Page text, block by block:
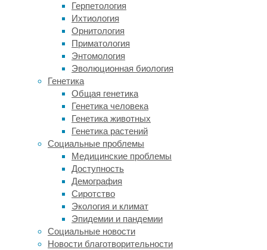
Герпетология
Ихтиология
Орнитология
Приматология
Энтомология
Эволюционная биология
Генетика
Общая генетика
Генетика человека
Генетика животных
Генетика растений
Социальные проблемы
Медицинские проблемы
Доступность
Демография
Сиротство
Экология и климат
Эпидемии и пандемии
Социальные новости
Новости благотворительности
Американские
ученые
провели
крупное
лонгитюдное
исследование
нашли
подтверждений
тому,
фторирование
водопроводной
воды
оказывает
негативное
влияние
на